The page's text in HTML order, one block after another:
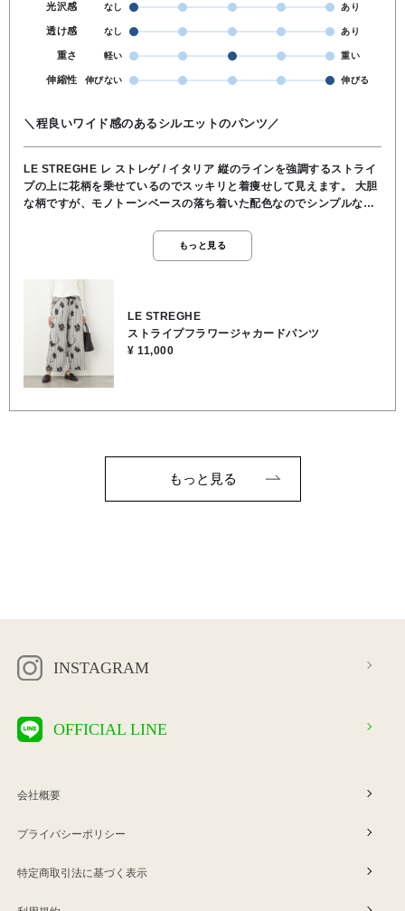
光沢感 なし あり
透け感 なし あり
重さ 軽い 重い
伸縮性 伸びない 伸びる
＼程良いワイド感のあるシルエットのパンツ／
LE STREGHE レ ストレゲ / イタリア 縦のラインを強調するストライ
プの上に花柄を乗せているのでスッキリと着痩せして見えます。 大胆
な柄ですが、モノトーンベースの落ち着いた配色なのでシンプルなト
重厚感のある上品なジャガード風の生地に見えますがウエストが総ゴ
ム仕様なので楽に穿けます。 『お出かけ着としてのきちんと感』と
時間のデスクワークがある日にも、おすすめです。 ウエストの黒の紐
がアクセントになるので、前だけ少しタックイン（裾を入れる）して
見せると、より脚長効果が出ます。 ★ウエスト63cm/股上32cm/股下
65cm/裾幅35cm/渡り幅33cm/ヒップ100cm ●裏地/インナー なし ●
ウエスト 総ゴム ●ポケット あり ●お洗濯可能 ●ポリエステル58％,
コットン40％, ポリウレタン2％
もっと見る
LE STREGHE
ストライプフラワージャカードパンツ
¥ 11,000
もっと見る
INSTAGRAM
OFFICIAL LINE
会社概要
プライバシーポリシー
特定商取引法に基づく表示